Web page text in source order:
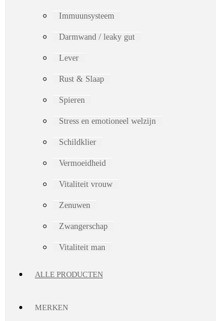
Immuunsysteem
Darmwand / leaky gut
Lever
Rust & Slaap
Spieren
Stress en emotioneel welzijn
Schildklier
Vermoeidheid
Vitaliteit vrouw
Zenuwen
Zwangerschap
Vitaliteit man
ALLE PRODUCTEN
MERKEN